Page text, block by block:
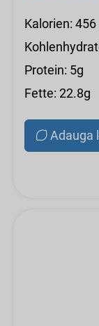
Kalorien: 456
Protein: 5g
Fette: 22.8g
Adauga